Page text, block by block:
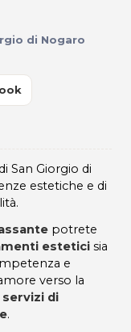
di Nogaro
San Giorgio di
estetiche e di
potrete
estetici sia
e
verso la
servizi di
.